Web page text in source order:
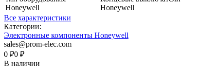
Honeywell
Honeywell
Все характеристики
Категории:
Электронные компоненты Honeywell
sales@prom-elec.com
0 ₽0 ₽
В наличии